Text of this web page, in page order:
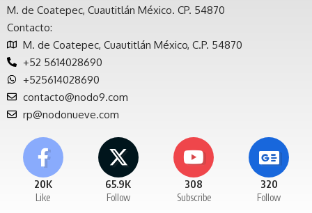
M. de Coatepec, Cuautitlán México. CP. 54870
Contacto:
M. de Coatepec, Cuautitlán México, C.P. 54870
+52 5614028690
+525614028690
contacto@nodo9.com
rp@nodonueve.com
20K
Like
65.9K
Follow
308
Subscribe
320
Follow